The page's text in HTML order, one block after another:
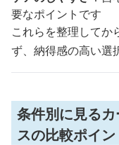
要なポイントです
これらを整理してか
ず、納得感の高い選
条件別に見る
スの比較ポイン